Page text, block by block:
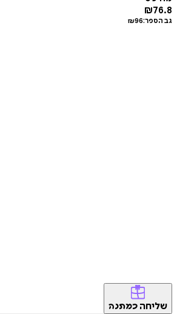
₪76.8
גב הספר: ₪96
שליחה כמתנה